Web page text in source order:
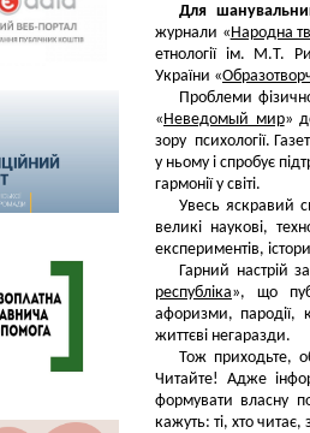
Для
журнали «Народна
етнологiї iм. М.Т.
України «
Проблеми
«Неведомый мир»
зору психології.
у ньому і спробує
гармонії у світі.
Увесь яскравий
великі наукові,
експериментів,
Гарний настрій
республіка», що
афоризми, пародії,
життєві негаразди.
Тож приходьте,
Читайте! Адже
формувати власну
кажуть: ті, хто